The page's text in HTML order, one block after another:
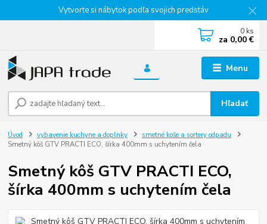
Vytvorte si nábytok podľa svojich predstáv
Menu
Hľadať
0 ks
za 0,00 €
Úvod vybavenie kuchyne a doplnky
smetné koše a sortery odpadu
Smetný kôš GTV PRACTI ECO, šírka 400mm s uchytením čela
Smetný kôš GTV PRACTI ECO,
šírka 400mm s uchytením čela